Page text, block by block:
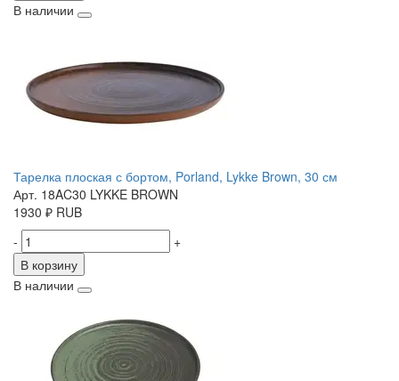
В наличии
Тарелка плоская с бортом, Porland, Lykke Brown, 30 см
Арт. 18AC30 LYKKE BROWN
1930 ₽ RUB
-
+
В корзину
В наличии